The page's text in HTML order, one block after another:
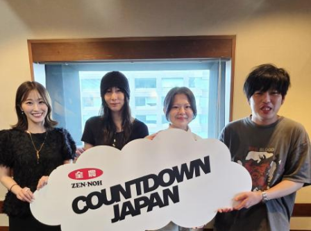
2試合に登板してみていかがですか？
山田「自分の持ち味が出せて抑えられることができたので、
そこは1番よかったのかなと思います。試合で投げる、野球が
できる感謝というのも再び感じることができましたし、野球
が楽しかったですね」
――今シーズンの登板はまだ2試合ですが、ヒットを1本も打
たれていないです。
山田「そうなんですか？ 何の意識もしていないです（笑）。
1イニングを無失点で抑える。どれだけピンチを作っても無失
点で抑えるというのが中継ぎの仕事なので、それができたと
いうのは本当にいいことなのかなと思います」
TVアニメ『逃げ上手の若君』第2期オープニングテーマ「鬼
事」。中島健人はこの「鬼事」を「日々のイラッとした出来
事」や「心がザワザワした、モヤモヤした事」を表す言葉と
してカジュアルに使っています。そんな、あなたの周りで起
きた「鬼事」を教えてください。
中島健人が、どう立ち回ればよかったのか手を差し伸べま
す。
※ メールの件名は「鬼事」でお願いします。
◎コーナー『人生アイズ相談ドラゴン』
「仕事場の上司、良い人なんだけどここが好きになれなく